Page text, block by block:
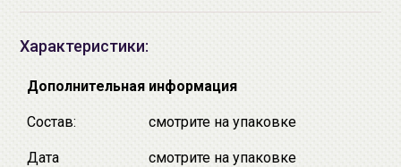
Для достижения наибольшего эффекта
косметические средства отTONY MOLY
Характеристики:
Дополнительная информация
Состав: смотрите на упаковке
Дата
смотрите на упаковке